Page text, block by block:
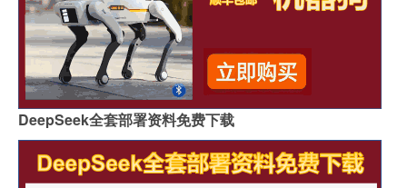
DeepSeek全套部署资料免费下载